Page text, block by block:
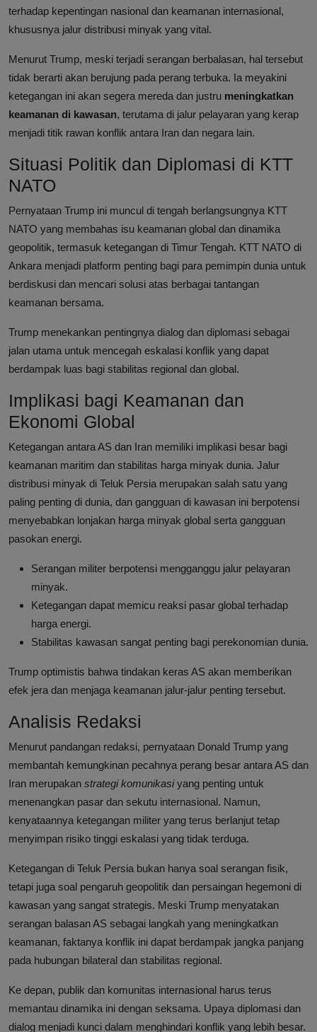
terhadap kepentingan nasional dan keamanan internasional,
khususnya jalur distribusi minyak yang vital.
Menurut Trump, meski terjadi serangan berbalasan, hal tersebut
tidak berarti akan berujung pada perang terbuka. Ia meyakini
ketegangan ini akan segera mereda dan justru meningkatkan
keamanan di kawasan, terutama di jalur pelayaran yang kerap
menjadi titik rawan konflik antara Iran dan negara lain.
Situasi Politik dan Diplomasi di KTT
NATO
Pernyataan Trump ini muncul di tengah berlangsungnya KTT
NATO yang membahas isu keamanan global dan dinamika
geopolitik, termasuk ketegangan di Timur Tengah. KTT NATO di
Ankara menjadi platform penting bagi para pemimpin dunia untuk
berdiskusi dan mencari solusi atas berbagai tantangan
keamanan bersama.
Trump menekankan pentingnya dialog dan diplomasi sebagai
jalan utama untuk mencegah eskalasi konflik yang dapat
berdampak luas bagi stabilitas regional dan global.
Implikasi bagi Keamanan dan
Ekonomi Global
Ketegangan antara AS dan Iran memiliki implikasi besar bagi
keamanan maritim dan stabilitas harga minyak dunia. Jalur
distribusi minyak di Teluk Persia merupakan salah satu yang
paling penting di dunia, dan gangguan di kawasan ini berpotensi
menyebabkan lonjakan harga minyak global serta gangguan
pasokan energi.
Serangan militer berpotensi mengganggu jalur pelayaran
minyak.
Ketegangan dapat memicu reaksi pasar global terhadap
harga energi.
Stabilitas kawasan sangat penting bagi perekonomian dunia.
Trump optimistis bahwa tindakan keras AS akan memberikan
efek jera dan menjaga keamanan jalur-jalur penting tersebut.
Analisis Redaksi
Menurut pandangan redaksi, pernyataan Donald Trump yang
membantah kemungkinan pecahnya perang besar antara AS dan
Iran merupakan strategi komunikasiyang penting untuk
menenangkan pasar dan sekutu internasional. Namun,
kenyataannya ketegangan militer yang terus berlanjut tetap
menyimpan risiko tinggi eskalasi yang tidak terduga.
Ketegangan di Teluk Persia bukan hanya soal serangan fisik,
tetapi juga soal pengaruh geopolitik dan persaingan hegemoni di
kawasan yang sangat strategis. Meski Trump menyatakan
serangan balasan AS sebagai langkah yang meningkatkan
keamanan, faktanya konflik ini dapat berdampak jangka panjang
pada hubungan bilateral dan stabilitas regional.
Ke depan, publik dan komunitas internasional harus terus
memantau dinamika ini dengan seksama. Upaya diplomasi dan
dialog menjadi kunci dalam menghindari konflik yang lebih besar.